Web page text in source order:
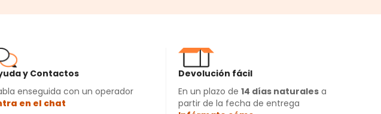
y Contactos
enseguida con un operador
en el chat
Devolución fácil
En un plazo de 14 días naturalesa
partir de la fecha de entrega